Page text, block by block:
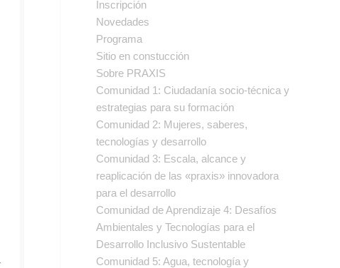
Inscripción
Novedades
Programa
Sitio en constucción
Sobre PRAXIS
Comunidad 1: Ciudadanía socio-técnica y
estrategias para su formación
Comunidad 2: Mujeres, saberes,
tecnologías y desarrollo
Comunidad 3: Escala, alcance y
reaplicación de las «praxis» innovadora
para el desarrollo
Comunidad de Aprendizaje 4: Desafíos
Ambientales y Tecnologías para el
Desarrollo Inclusivo Sustentable
Comunidad 5: Agua, tecnología y